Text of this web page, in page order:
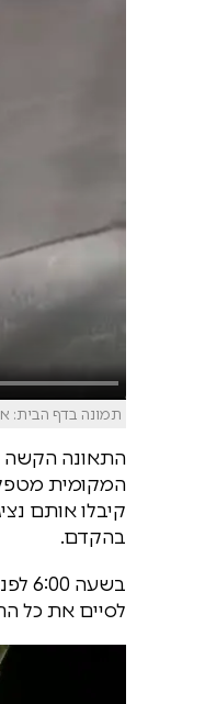
תמונה בדף הבית:
התאונה הקשה
המקומית
קיבלו אותם
בהקדם.
לסיים את כל